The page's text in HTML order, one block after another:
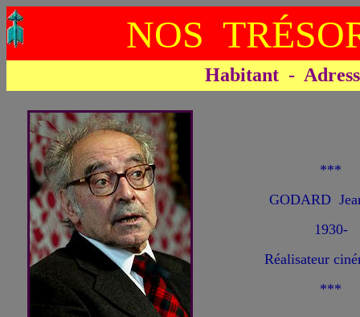
NOS
Habitant -
***
GODARD
1930-
Réalisateur
***